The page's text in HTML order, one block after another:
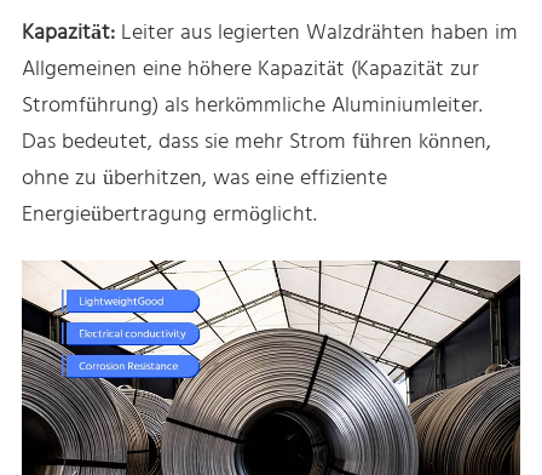
Kapazität: Leiter aus legierten Walzdrähten haben im
Allgemeinen eine höhere Kapazität (Kapazität zur
Stromführung) als herkömmliche Aluminiumleiter.
Das bedeutet, dass sie mehr Strom führen können,
ohne zu überhitzen, was eine effiziente
Energieübertragung ermöglicht.